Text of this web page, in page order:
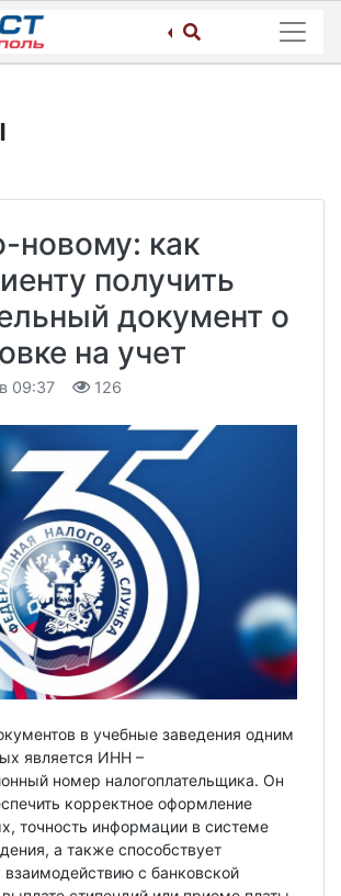
новому: как
получить
документ о
на учет
09:37 126
в учебные заведения одним
является ИНН –
номер налогоплательщика. Он
корректное оформление
точность информации в системе
а также способствует
взаимодействию с банковской